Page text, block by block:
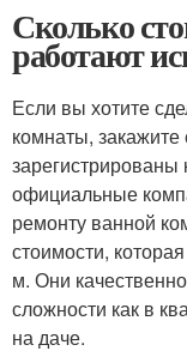
Сколько
работают
Если вы хотите
комнаты,
зарегистрированы
официальные
ремонту ванной
стоимости,
м. Они
сложности как в
на даче.